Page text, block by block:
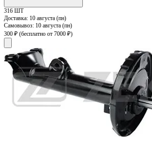
316 ШТ
Доставка: 10 августа (пн)
Самовывоз: 10 августа (пн)
300 ₽ (бесплатно от 7000 ₽)